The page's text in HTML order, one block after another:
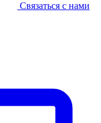
Связаться с нами